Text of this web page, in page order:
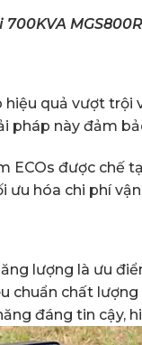
MGS800R
hiệu quả vượt
pháp này đảm
ECOs được chế
hóa chi phí
lượng là ưu
chuẩn chất
đáng tin cậy,